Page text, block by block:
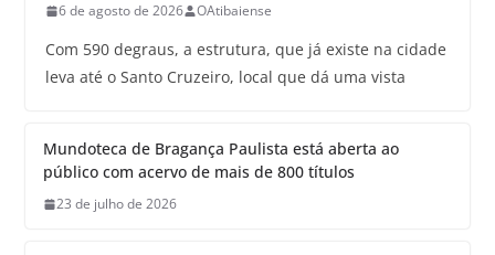
6 de agosto de 2026 OAtibaiense
Com 590 degraus, a estrutura, que já existe na cidade
leva até o Santo Cruzeiro, local que dá uma vista
Mundoteca de Bragança Paulista está aberta ao
público com acervo de mais de 800 títulos
23 de julho de 2026